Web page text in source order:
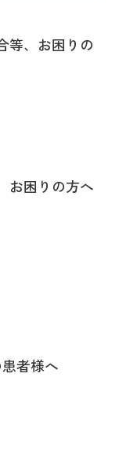
等、お困りの
お困りの方へ
者様へ